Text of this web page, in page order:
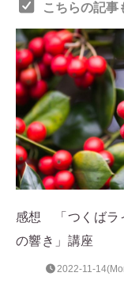
こちらの記事
感想 「つくばラ
の響き」講座
2022-11-